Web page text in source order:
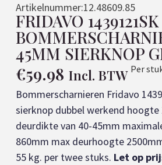
Artikelnummer:12.48609.85
FRIDAVO 1439121SK
45MM SIERKNOP
€59.98 Incl. BTW Per
Bommerscharnieren Fridavo
sierknop dubbel werkend hoogte
deurdikte van 40-45mm
860mm max deurhoogte
55 kg. per twee stuks. Let op